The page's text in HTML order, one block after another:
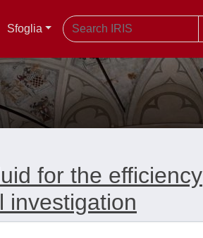
Sfoglia
for the efficiency
investigation